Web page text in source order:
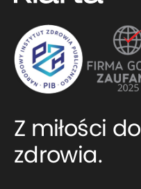
Z miłości do
zdrowia.